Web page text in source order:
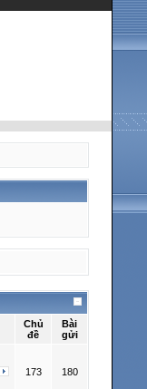
Chủ
đề
Bài
gửi
173 180